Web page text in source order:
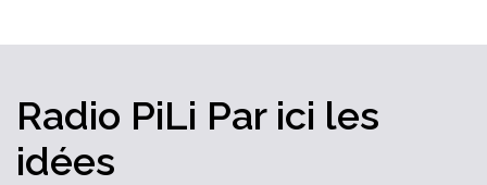
Radio PiLi Par ici les
idées